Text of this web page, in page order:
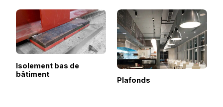
Isolement bas de
bâtiment
Plafonds